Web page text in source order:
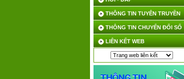
THÔNG TIN TUYÊN TRUYỀN
THÔNG TIN CHUYỂN ĐỔI SỐ
LIÊN KẾT WEB